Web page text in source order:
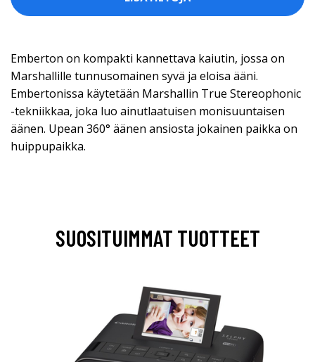
Emberton on kompakti kannettava kaiutin, jossa on
Marshallille tunnusomainen syvä ja eloisa ääni.
Embertonissa käytetään Marshallin True Stereophonic
-tekniikkaa, joka luo ainutlaatuisen monisuuntaisen
äänen. Upean 360° äänen ansiosta jokainen paikka on
huippupaikka.
SUOSITUIMMAT TUOTTEET